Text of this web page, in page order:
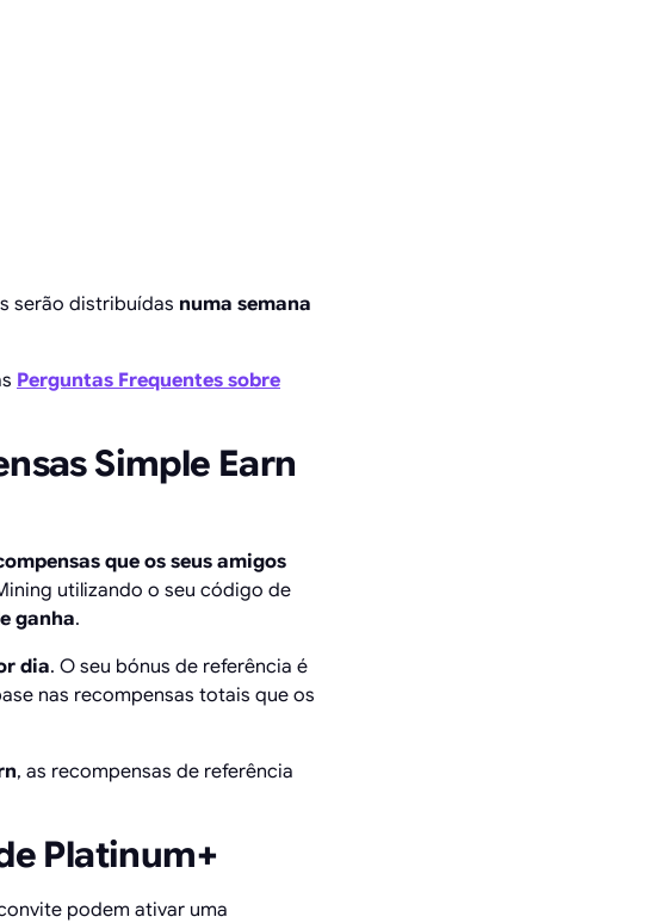
serão distribuídas numa semana
Perguntas Frequentes sobre
Simple Earn
que os seus amigos
utilizando o seu código de
ganha.
dia. O seu bónus de referência é
nas recompensas totais que os
, as recompensas de referência
Platinum+
podem ativar uma